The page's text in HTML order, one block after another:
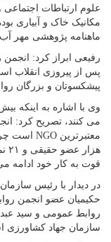
علوم ارتباطات
مکانیک خاک و آبیاری
ماهنامه پژوهشی مهر
رفیعی ابراز کرد:
پس از پیروزی انقلاب
پیشکسوتان و بزرگان
می کنند، تصریح کرد:
قوت به کار خود ادامه
در دیدار با رئیس
حکیمیان عضو انجمن
روابط عمومی و سید
سازمان جهاد